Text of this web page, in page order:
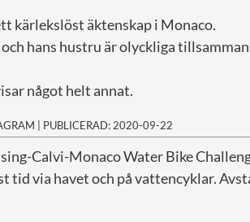
kärlekslöst äktenskap i Monaco.
hans hustru är olyckliga
något helt annat.
| PUBLICERAD: 2020-09-22
Calvi-Monaco Water Bike
tid via havet och på vattencyklar.